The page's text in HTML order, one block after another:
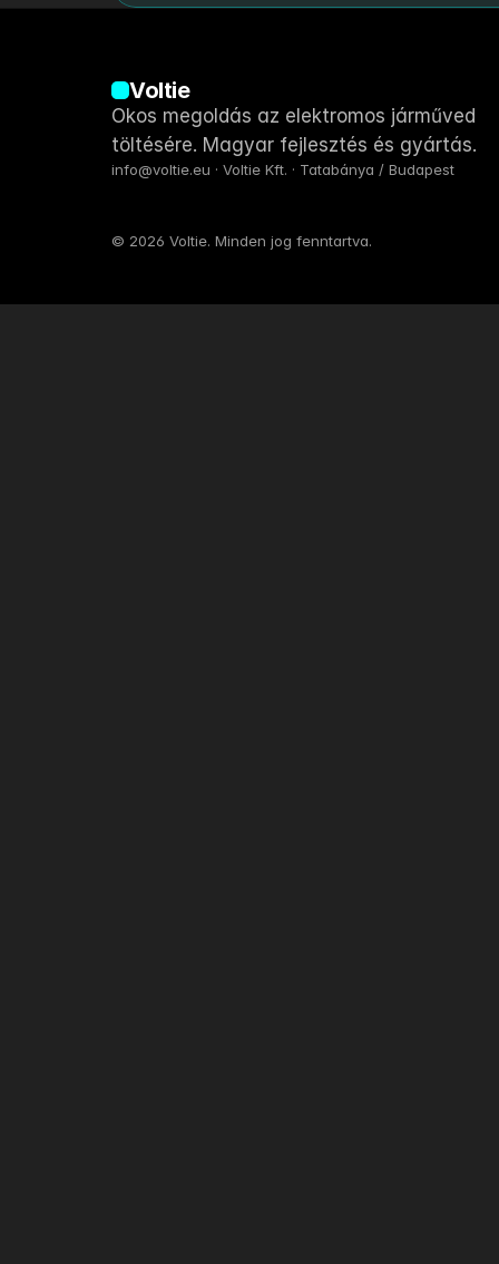
Voltie
Okos megoldás az elektromos járműved
töltésére. Magyar fejlesztés és gyártás.
info@voltie.eu · Voltie Kft. · Tatabánya / Budapest
© 2026 Voltie. Minden jog fenntartva.